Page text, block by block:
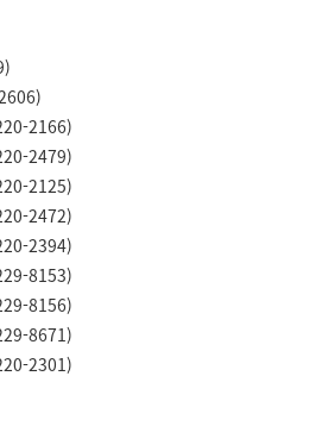
2166)
2479)
2125)
2472)
2394)
8153)
8156)
8671)
2301)